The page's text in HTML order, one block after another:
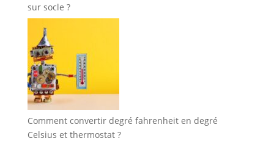
sur socle ?
Comment convertir degré fahrenheit en degré
Celsius et thermostat ?